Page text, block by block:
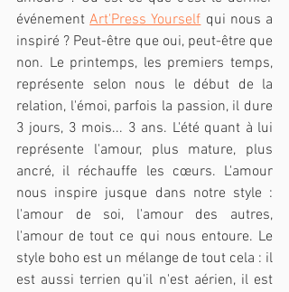
événement Art'Press Yourself qui nous a
inspiré ? Peut-être que oui, peut-être que
non. Le printemps, les premiers temps,
représente selon nous le début de la
relation, l'émoi, parfois la passion, il dure
3 jours, 3 mois... 3 ans. L'été quant à lui
représente l'amour, plus mature, plus
ancré, il réchauffe les cœurs. L'amour
nous inspire jusque dans notre style :
l'amour de soi, l'amour des autres,
l'amour de tout ce qui nous entoure. Le
style boho est un mélange de tout cela : il
est aussi terrien qu'il n'est aérien, il est